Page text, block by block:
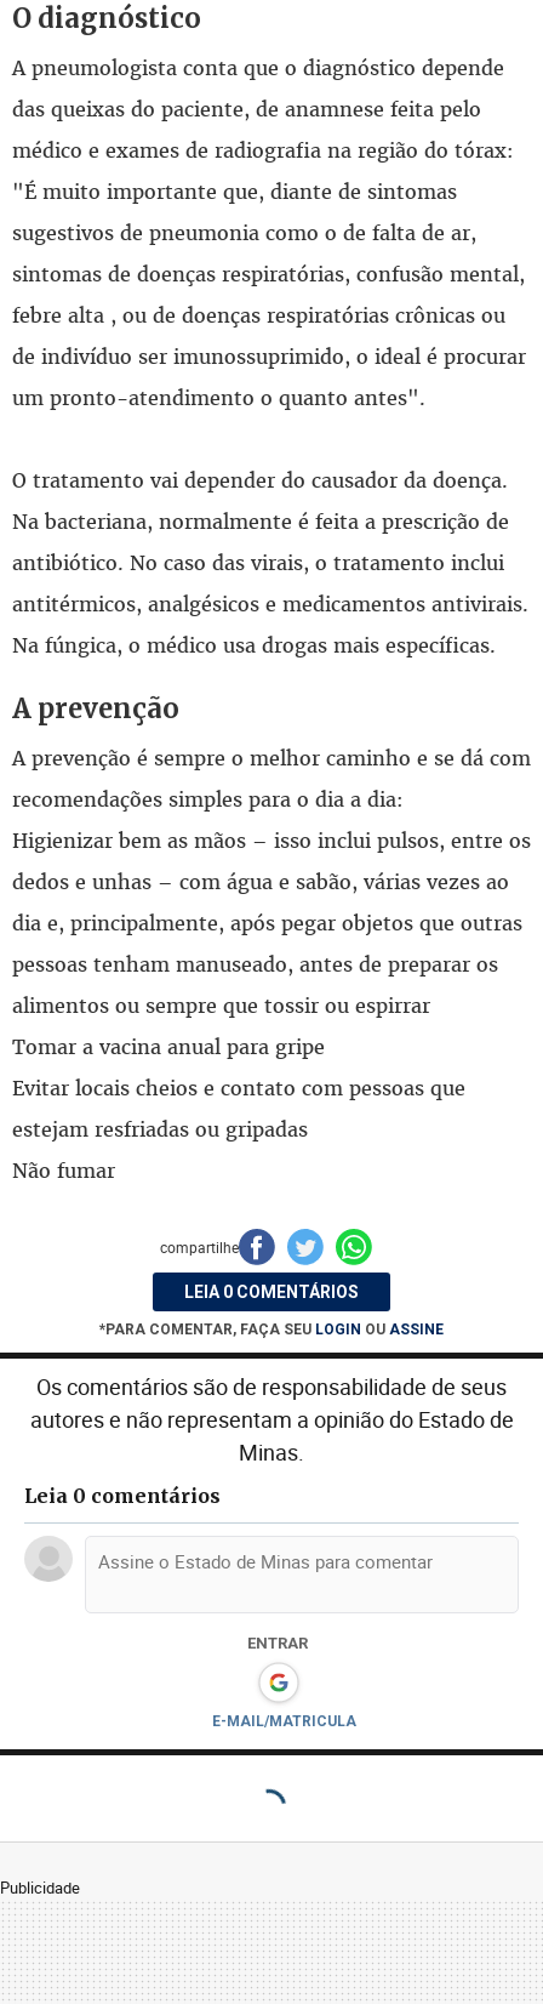
O diagnóstico
A pneumologista conta que o diagnóstico depende
das queixas do paciente, de anamnese feita pelo
médico e exames de radiografia na região do tórax:
"É muito importante que, diante de sintomas
sugestivos de pneumonia como o de falta de ar,
sintomas de doenças respiratórias, confusão mental,
febre alta , ou de doenças respiratórias crônicas ou
de indivíduo ser imunossuprimido, o ideal é procurar
um pronto-atendimento o quanto antes".
O tratamento vai depender do causador da doença.
Na bacteriana, normalmente é feita a prescrição de
antibiótico. No caso das virais, o tratamento inclui
antitérmicos, analgésicos e medicamentos antivirais.
Na fúngica, o médico usa drogas mais específicas.
A prevenção
A prevenção é sempre o melhor caminho e se dá com
recomendações simples para o dia a dia:
Higienizar bem as mãos – isso inclui pulsos, entre os
dedos e unhas – com água e sabão, várias vezes ao
dia e, principalmente, após pegar objetos que outras
pessoas tenham manuseado, antes de preparar os
alimentos ou sempre que tossir ou espirrar
Tomar a vacina anual para gripe
Evitar locais cheios e contato com pessoas que
estejam resfriadas ou gripadas
Não fumar
compartilhe
LEIA 0 COMENTÁRIOS
*PARA COMENTAR, FAÇA SEU LOGIN OU ASSINE
Os comentários são de responsabilidade de seus
autores e não representam a opinião do Estado de
Minas.
Leia 0 comentários
ENTRAR
E-MAIL/MATRICULA
Publicidade